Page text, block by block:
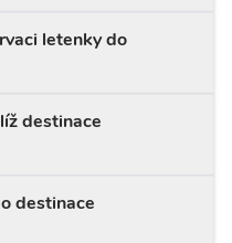
letenky do
destinace
destinace